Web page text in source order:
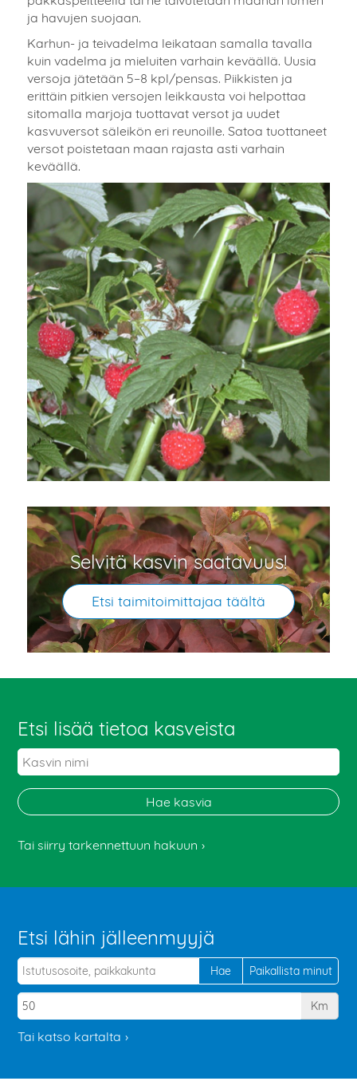
ja havujen suojaan.
Karhun- ja teivadelma leikataan samalla tavalla
kuin vadelma ja mieluiten varhain keväällä. Uusia
versoja jätetään 5–8 kpl/pensas. Piikkisten ja
erittäin pitkien versojen leikkausta voi helpottaa
sitomalla marjoja tuottavat versot ja uudet
kasvuversot säleikön eri reunoille. Satoa tuottaneet
versot poistetaan maan rajasta asti varhain
keväällä.
Selvitä kasvin saatavuus!
Etsi taimitoimittajaa täältä
Etsi lisää tietoa kasveista
Tai siirry tarkennettuun hakuun
Etsi lähin jälleenmyyjä
Km
Tai katso kartalta